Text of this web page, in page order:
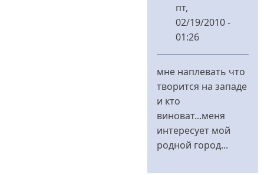
пт,
02/19/2010 -
01:26
У
закрывающиеся
sves
мне наплевать что
творится на западе
и кто
виноват...меня
интересует мой
родной город...